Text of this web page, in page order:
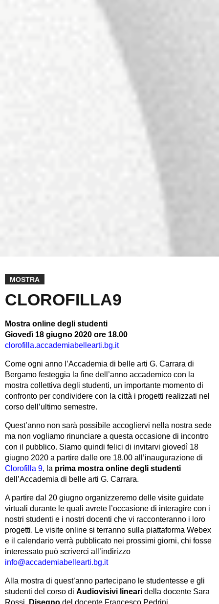
MOSTRA
CLOROFILLA9
Mostra online degli studenti
Giovedì 18 giugno 2020 ore 18.00
clorofilla.accademiabellearti.bg.it
Come ogni anno l’Accademia di belle arti G. Carrara di
Bergamo festeggia la fine dell’anno accademico con la
mostra collettiva degli studenti, un importante momento di
confronto per condividere con la città i progetti realizzati nel
corso dell’ultimo semestre.
Quest’anno non sarà possibile accogliervi nella nostra sede
ma non vogliamo rinunciare a questa occasione di incontro
con il pubblico. Siamo quindi felici di invitarvi giovedì 18
giugno 2020 a partire dalle ore 18.00 all’inaugurazione di
Clorofilla 9, la prima mostra online degli studenti
dell’Accademia di belle arti G. Carrara.
A partire dal 20 giugno organizzeremo delle visite guidate
virtuali durante le quali avrete l’occasione di interagire con i
nostri studenti e i nostri docenti che vi racconteranno i loro
progetti. Le visite online si terranno sulla piattaforma Webex
e il calendario verrà pubblicato nei prossimi giorni, chi fosse
interessato può scriverci all’indirizzo
info@accademiabellearti.bg.it
Alla mostra di quest’anno partecipano le studentesse e gli
studenti del corso di Audiovisivi lineari della docente Sara
Rossi, Disegno del docente Francesco Pedrini,